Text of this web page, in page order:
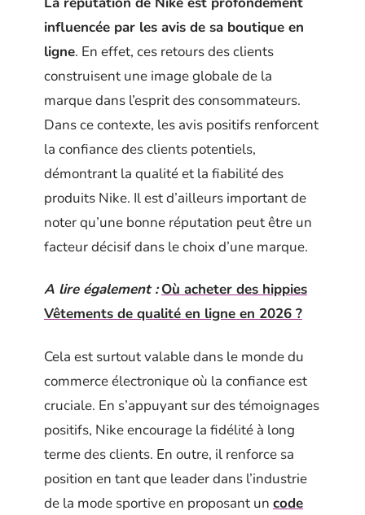
influencée par les avis de sa boutique en
ligne. En effet, ces retours des clients
construisent une image globale de la
marque dans l’esprit des consommateurs.
Dans ce contexte, les avis positifs renforcent
la confiance des clients potentiels,
démontrant la qualité et la fiabilité des
produits Nike. Il est d’ailleurs important de
noter qu’une bonne réputation peut être un
facteur décisif dans le choix d’une marque.
A lire également : Où acheter des hippies
Vêtements de qualité en ligne en 2026 ?
Cela est surtout valable dans le monde du
commerce électronique où la confiance est
cruciale. En s’appuyant sur des témoignages
positifs, Nike encourage la fidélité à long
terme des clients. En outre, il renforce sa
position en tant que leader dans l’industrie
de la mode sportive en proposant un code